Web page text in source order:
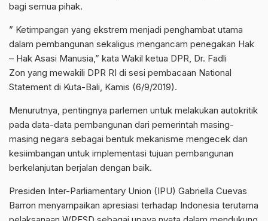
bagi semua pihak.
” Ketimpangan yang ekstrem menjadi penghambat utama
dalam pembangunan sekaligus mengancam penegakan Hak
– Hak Asasi Manusia,” kata Wakil ketua DPR, Dr. Fadli
Zon yang mewakili DPR RI di sesi pembacaan National
Statement di Kuta-Bali, Kamis (6/9/2019).
Menurutnya, pentingnya parlemen untuk melakukan autokritik
pada data-data pembangunan dari pemerintah masing-
masing negara sebagai bentuk mekanisme mengecek dan
kesiimbangan untuk implementasi tujuan pembangunan
berkelanjutan berjalan dengan baik.
Presiden Inter-Parliamentary Union (IPU) Gabriella Cuevas
Barron menyampaikan apresiasi terhadap Indonesia terutama